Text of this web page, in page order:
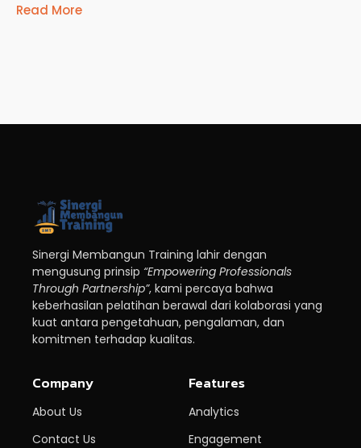
Read More
Sinergi Membangun Training lahir dengan
mengusung prinsip “Empowering Professionals
Through Partnership”, kami percaya bahwa
keberhasilan pelatihan berawal dari kolaborasi yang
kuat antara pengetahuan, pengalaman, dan
komitmen terhadap kualitas.
Company
About Us
Contact Us
Features
Analytics
Engagement